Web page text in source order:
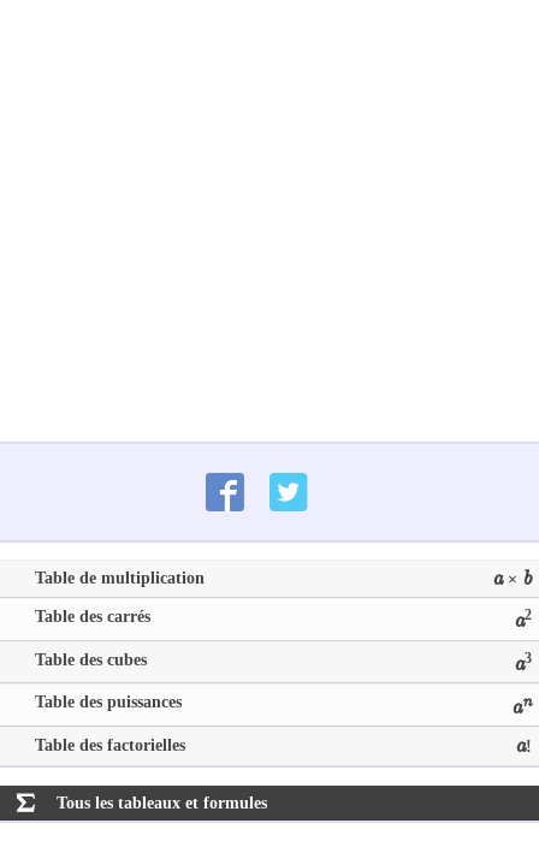
Table de multiplication a× b
Table des carrés a2
Table des cubes a3
Table des puissances an
Table des factorielles a!
 Tous les tableaux et formules